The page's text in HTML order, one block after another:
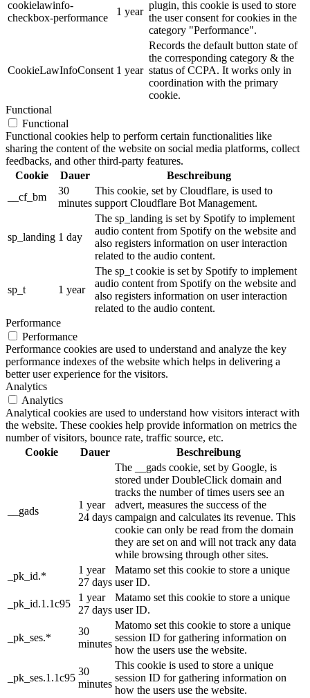
cookielawinfo-
checkbox-performance
1 year
plugin, this cookie is used to store
the user consent for cookies in the
category "Performance".
CookieLawInfoConsent 1 year
Records the default button state of
the corresponding category & the
status of CCPA. It works only in
coordination with the primary
cookie.
Functional
Functional
Functional cookies help to perform certain functionalities like
sharing the content of the website on social media platforms, collect
feedbacks, and other third-party features.
Cookie
Dauer
Beschreibung
__cf_bm
30
minutes
This cookie, set by Cloudflare, is used to
support Cloudflare Bot Management.
sp_landing 1 day
The sp_landing is set by Spotify to implement
audio content from Spotify on the website and
also registers information on user interaction
related to the audio content.
sp_t 1 year
The sp_t cookie is set by Spotify to implement
audio content from Spotify on the website and
also registers information on user interaction
related to the audio content.
Performance
Performance
Performance cookies are used to understand and analyze the key
performance indexes of the website which helps in delivering a
better user experience for the visitors.
Analytics
Analytics
Analytical cookies are used to understand how visitors interact with
the website. These cookies help provide information on metrics the
number of visitors, bounce rate, traffic source, etc.
Cookie
Dauer Beschreibung
__gads
1 year
24 days
The __gads cookie, set by Google, is
stored under DoubleClick domain and
tracks the number of times users see an
advert, measures the success of the
campaign and calculates its revenue. This
cookie can only be read from the domain
they are set on and will not track any data
while browsing through other sites.
_pk_id.*
1 year
27 days
Matamo set this cookie to store a unique
user ID.
_pk_id.1.1c95
1 year
27 days
Matamo set this cookie to store a unique
user ID.
_pk_ses.*
30
minutes
Matomo set this cookie to store a unique
session ID for gathering information on
how the users use the website.
_pk_ses.1.1c95
30
minutes
This cookie is used to store a unique
session ID for gathering information on
how the users use the website.